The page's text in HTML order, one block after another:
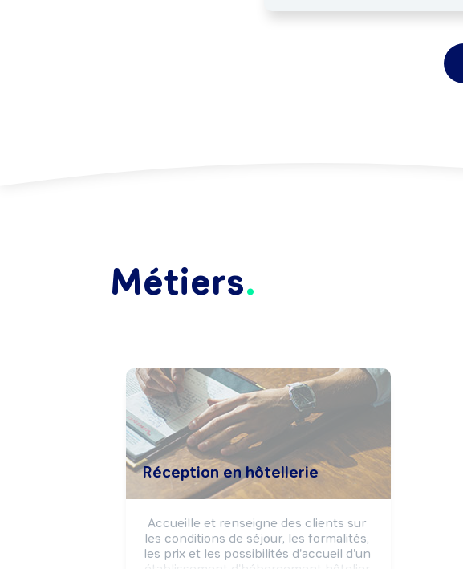
Métiers
Réception en hôtellerie
Accueille et renseigne des clients sur
les conditions de séjour, les formalités,
les prix et les possibilités d'accueil d'un